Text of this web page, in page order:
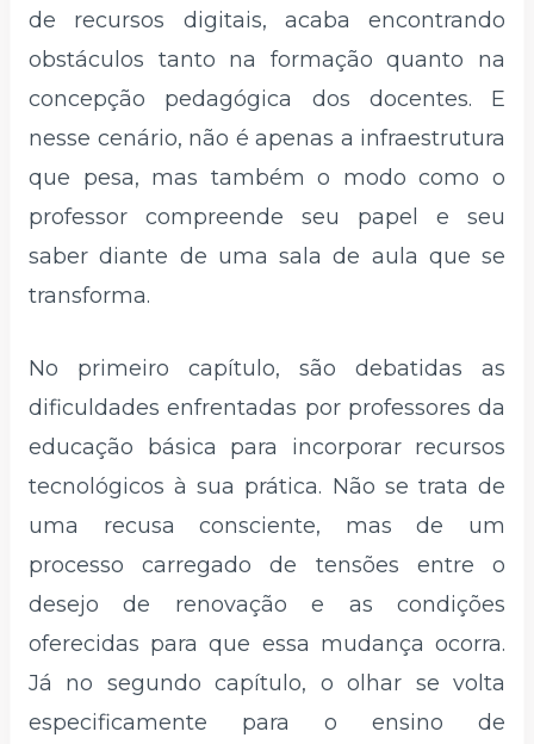
de recursos digitais, acaba encontrando
obstáculos tanto na formação quanto na
concepção pedagógica dos docentes. E
nesse cenário, não é apenas a infraestrutura
que pesa, mas também o modo como o
professor compreende seu papel e seu
saber diante de uma sala de aula que se
transforma.
No primeiro capítulo, são debatidas as
dificuldades enfrentadas por professores da
educação básica para incorporar recursos
tecnológicos à sua prática. Não se trata de
uma recusa consciente, mas de um
processo carregado de tensões entre o
desejo de renovação e as condições
oferecidas para que essa mudança ocorra.
Já no segundo capítulo, o olhar se volta
especificamente para o ensino de